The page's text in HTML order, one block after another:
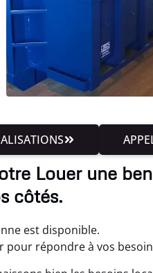
Louer une
côtés.
est disponible.
répondre à vos